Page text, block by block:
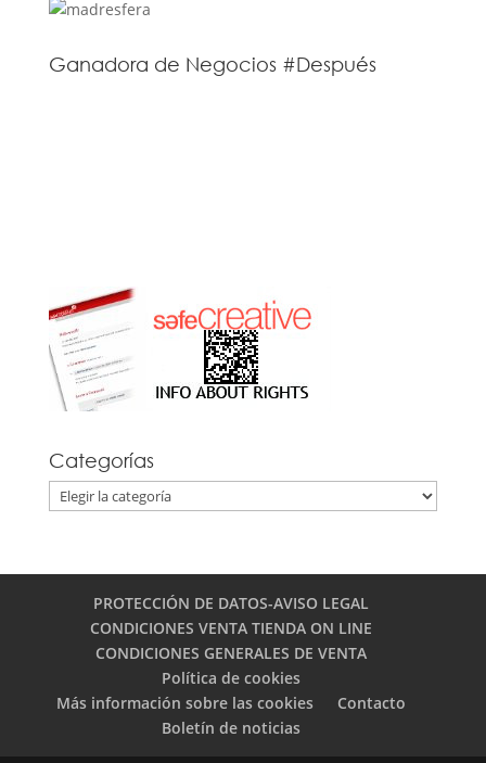
Ganadora de Negocios #Después
Categorías
Categorías
PROTECCIÓN DE DATOS-AVISO LEGAL
CONDICIONES VENTA TIENDA ON LINE
CONDICIONES GENERALES DE VENTA
Política de cookies
Más información sobre las cookies
Contacto
Boletín de noticias